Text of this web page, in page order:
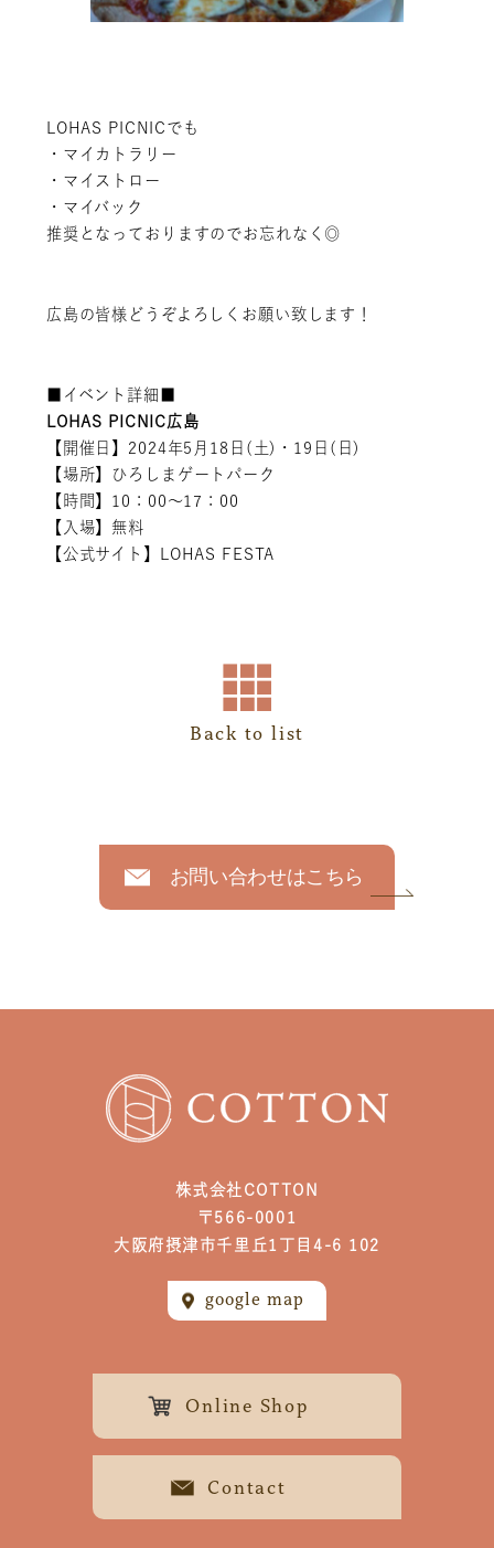
LOHAS PICNICでも
・マイカトラリー
・マイストロー
・マイバック
推奨となっておりますのでお忘れなく◎
広島の皆様どうぞよろしくお願い致します！
■イベント詳細■
LOHAS PICNIC広島
【開催日】2024年5月18日(土)・19日(日)
【場所】ひろしまゲートパーク
【時間】10：00〜17：00
【入場】無料
【公式サイト】
LOHAS FESTA
Back to list
お問い合わせはこちら
株式会社COTTON
〒566-0001
大阪府摂津市千里丘1丁目4-6 102
google map
Online Shop
Contact